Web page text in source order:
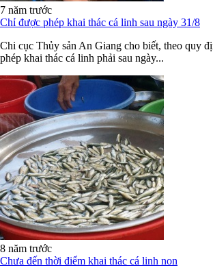
7 năm trước
Chỉ được phép khai thác cá linh sau ngày 31/8
Chi cục Thủy sản An Giang cho biết, theo quy
phép khai thác cá linh phải sau ngày...
8 năm trước
Chưa đến thời điểm khai thác cá linh non